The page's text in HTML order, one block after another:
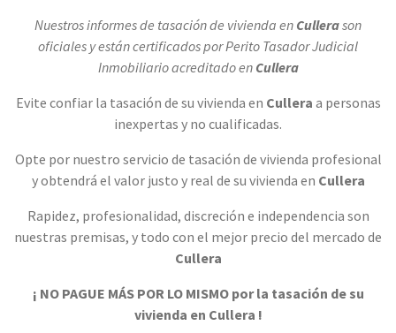
Nuestros informes de tasación de vivienda en Cullerason
oficiales y están certificados por Perito Tasador Judicial
Inmobiliario acreditado en Cullera
Evite confiar la tasación de su vivienda en Cullera a personas
inexpertas y no cualificadas.
Opte por nuestro servicio de tasación de vivienda profesional
y obtendrá el valor justo y real de su vivienda en Cullera
Rapidez, profesionalidad, discreción e independencia son
nuestras premisas, y todo con el mejor precio del mercado de
Cullera
¡ NO PAGUE MÁS POR LO MISMO por la tasación de su
vivienda en Cullera !